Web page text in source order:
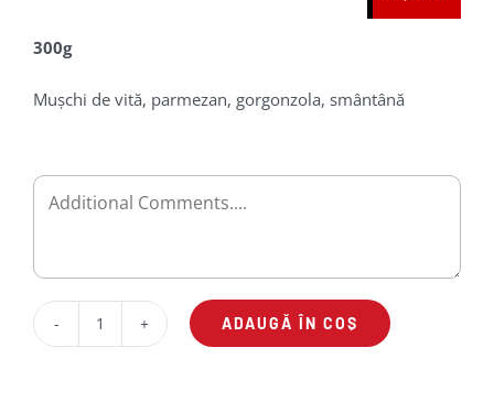
300g
Mușchi de vită, parmezan, gorgonzola, smântână
Cantitate
ADAUGĂ ÎN COȘ